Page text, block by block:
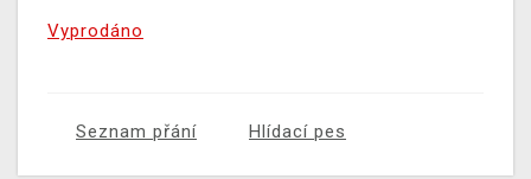
Vyprodáno
Seznam přání Hlídací pes